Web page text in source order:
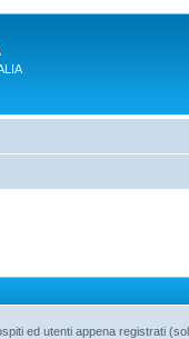
ed utenti appena registrati